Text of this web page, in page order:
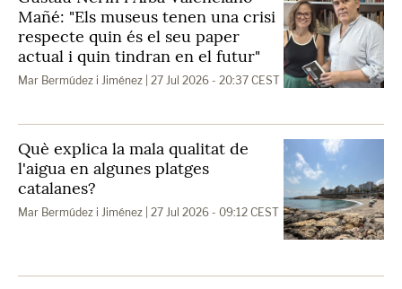
Mañé: "Els museus tenen una crisi
respecte quin és el seu paper
actual i quin tindran en el futur"
Mar Bermúdez i Jiménez | 27 Jul 2026 - 20:37 CEST
Què explica la mala qualitat de
l'aigua en algunes platges
catalanes?
Mar Bermúdez i Jiménez | 27 Jul 2026 - 09:12 CEST